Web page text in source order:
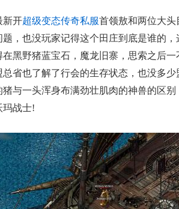
开超级变态传奇私服首领敖和两位大
题，也没玩家记得这个田庄到底是谁的
在黑野猪蓝宝石，魔龙旧寨，思索之后
总省也了解了行会的生存状态，也没多
猪与一头浑身布满劲壮肌肉的神兽的区
玛战士!